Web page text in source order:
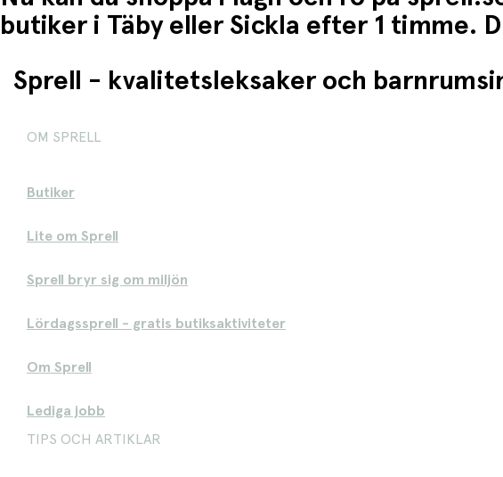
butiker i Täby eller Sickla efter 1 timme.
Sprell - kvalitetsleksaker och
OM SPRELL
Butiker
Lite om Sprell
Sprell bryr sig om miljön
Lördagssprell - gratis butiksaktiviteter
Om Sprell
Lediga jobb
TIPS OCH ARTIKLAR